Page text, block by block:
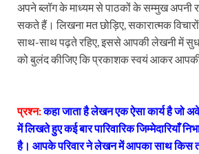
अपने ब्लॉग के माध्यम से पाठकों के सम्मुख अपनी
सकते हैं। लिखना मत छोड़िए, सकारात्मक
साथ-साथ पढ़ते रहिए, इससे आपकी लेखनी में
को बुलंद कीजिए कि प्रकाशक स्वयं आकर
प्रश्न:कहा जाता है लेखन एक ऐसा कार्य है जो
में लिखते हुए कई बार पारिवारिक जिम्मेदारियाँ
है। आपके परिवार ने लेखन में आपका साथ किस